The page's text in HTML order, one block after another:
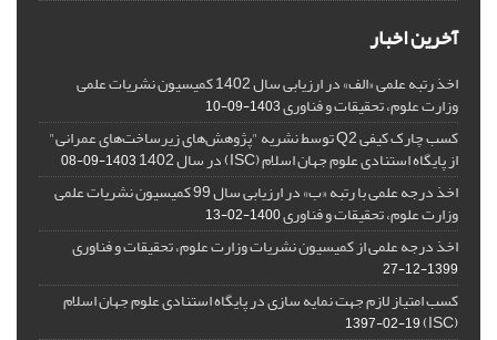
آخرین اخبار
اخذ رتبه علمی «الف» در ارزیابی سال 1402 کمیسیون نشریات علمی
وزارت علوم، تحقیقات و فناوری1403-09-10
کسب چارک کیفی Q2 توسط نشریه "پژوهش‌های زیرساخت‌های عمرانی"
از پایگاه استنادی علوم جهان اسلام (ISC) در سال 1402 1403-09-08
اخذ درجه علمی با رتبه «ب» در ارزیابی سال 99 کمیسیون نشریات علمی
وزارت علوم، تحقیقات و فناوری1400-02-13
اخذ درجه علمی از کمیسیون نشریات وزارت علوم، تحقیقات و فناوری
1399-12-27
کسب امتیاز لازم جهت نمایه سازی در پایگاه استنادی علوم جهان اسلام
(ISC)
1397-02-19